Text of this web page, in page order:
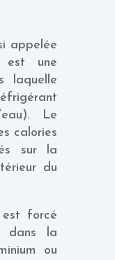
appelée
est une
laquelle
Le
calories
sur la
du
forcé
dans la
ou